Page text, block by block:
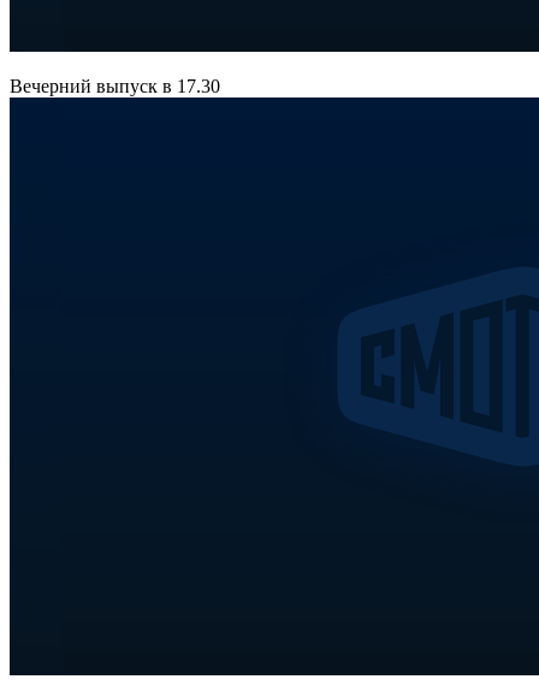
Вечерний выпуск в 17.30